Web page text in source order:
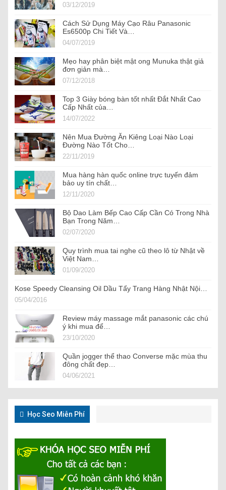
03/12/2019
Cách Sử Dụng Máy Cạo Râu Panasonic
Es6500p Chi Tiết Và…
04/07/2019
Mẹo hay phân biệt mật ong Munuka thật giả
đơn giản mà…
07/12/2018
Top 3 Giày bóng bàn tốt nhất Đắt Nhất Cao
Cấp Nhất của…
14/07/2022
Nên Mua Đường Ăn Kiêng Loại Nào Loại
Đường Nào Tốt Cho…
22/11/2019
Mua hàng hàn quốc online trực tuyến đảm
bảo uy tín chất…
12/11/2020
Bộ Dao Làm Bếp Cao Cấp Cần Có Trong Nhà
Bạn Trong Năm…
02/07/2020
Quy trình mua tai nghe cũ theo lô từ Nhật về
Việt Nam…
01/09/2020
Kose Speedy Cleansing Oil Dầu Tẩy Trang Hàng Nhật Nội…
05/04/2016
Review máy massage mắt panasonic các chú
ý khi mua để…
23/10/2020
Quần jogger thể thao Converse mặc mùa thu
đông chất đẹp…
04/06/2021
Học Seo Miễn Phí